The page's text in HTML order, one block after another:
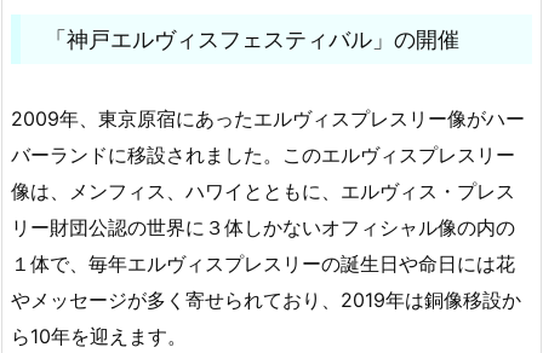
「神戸エルヴィスフェスティバル」の開催
2009年、東京原宿にあったエルヴィスプレスリー像がハー
バーランドに移設されました。このエルヴィスプレスリー
像は、メンフィス、ハワイとともに、エルヴィス・プレス
リー財団公認の世界に３体しかないオフィシャル像の内の
１体で、毎年エルヴィスプレスリーの誕生日や命日には花
やメッセージが多く寄せられており、2019年は銅像移設か
ら10年を迎えます。